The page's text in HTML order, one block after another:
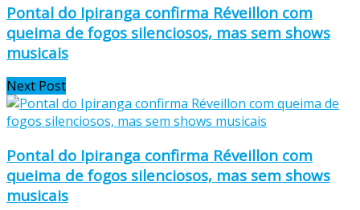
Pontal do Ipiranga confirma Réveillon com
queima de fogos silenciosos, mas sem shows
musicais
Next Post
Pontal do Ipiranga confirma Réveillon com
queima de fogos silenciosos, mas sem shows
musicais